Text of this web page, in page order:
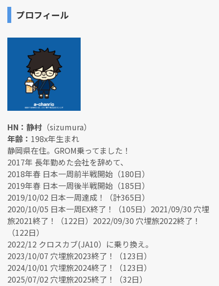
プロフィール
HN：静村 （sizumura）
年齢： 198x年生まれ
静岡県在住。GROM乗ってました！
2017年 長年勤めた会社を辞めて、
2018年春 日本一周前半戦開始（180日）
2019年春 日本一周後半戦開始（185日）
2019/10/02 日本一周達成！（計365日）
2020/10/05 日本一周EX終了！（105日）2021/09/30 穴埋
旅2021終了！（122日）2022/09/30 穴埋旅2022終了！
（122日）
2022/12 クロスカブ(JA10）に乗り換え。
2023/10/07 穴埋旅2023終了！（123日）
2024/10/01 穴埋旅2024終了！（123日）
2025/07/02 穴埋旅2025終了！（32日）